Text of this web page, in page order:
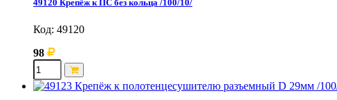
49120 Крепёж к ПС без кольца /100/10/
Код: 49120
98